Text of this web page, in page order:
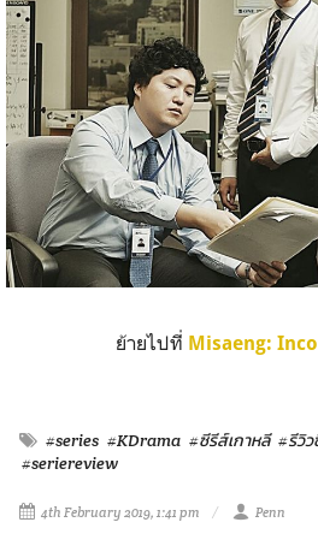
ย้ายไปที่ Misaeng:
#series #KDrama #ซีรีส์เกาหลี #รีวิ
#seriereview
4th February 2019, 1:41 pm Penn